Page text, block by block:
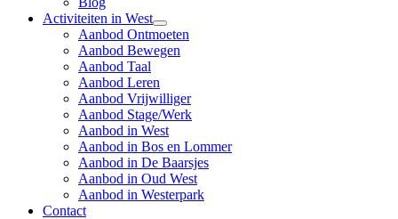
Activiteiten in West
Aanbod Ontmoeten
Aanbod Bewegen
Aanbod Taal
Aanbod Leren
Aanbod Vrijwilliger
Aanbod Stage/Werk
Aanbod in West
Aanbod in Bos en Lommer
Aanbod in De Baarsjes
Aanbod in Oud West
Aanbod in Westerpark
Contact